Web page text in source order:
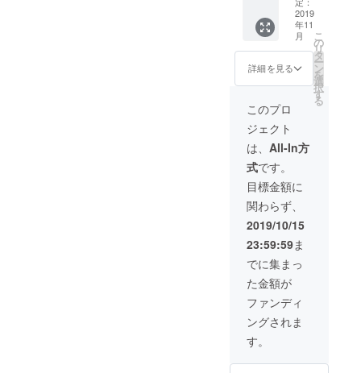
住所：
〒696-
0704 島
根県邑
賀本郷
97番地
電話：
0855-
74-
6122
家民泊
「三國
屋（み
くに
や）」
宿泊券
（ペ
ア）
有
効期
限：令
和元年
１１
月〜令
和２年
１０年
３１月
（土日
祝を除
く）
住所：
〒696-
0704 島
郷町都
2019
年11
月
詳細を見る
こ
の
リ
タ
ー
ン
を
選
択
す
る
このプロ
ジェクト
は、 All-In方
式です。
目標金額に
関わらず、
2019/10/15
23:59:59ま
でに集まっ
た金額が
ファンディ
ングされま
す。